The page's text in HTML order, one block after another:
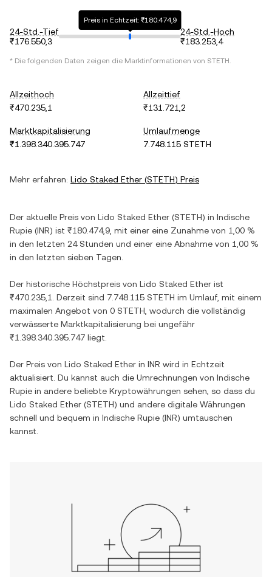
24-Std.-Tief
₹176.550,3
Preis in Echtzeit: ₹180.474,9
24-Std.-Hoch
₹183.253,4
* Die folgenden Daten zeigen die Marktinformationen von STETH.
Allzeithoch
₹470.235,1
Allzeittief
₹131.721,2
Marktkapitalisierung
₹1.398.340.395.747
Umlaufmenge
7.748.115 STETH
Mehr erfahren: Lido Staked Ether (STETH) Preis
Der aktuelle Preis von Lido Staked Ether (STETH) in Indische
Rupie (INR) ist ₹180.474,9 , mit einer eine Zunahme von 1,00 %
in den letzten 24 Stunden und einer eine Abnahme von 1,00 %
in den letzten sieben Tagen.
Der historische Höchstpreis von Lido Staked Ether ist
₹470.235,1
. Derzeit sind 7.748.115 STETH im Umlauf, mit einem
maximalen Angebot von 0 STETH , wodurch die vollständig
verwässerte Marktkapitalisierung bei ungefähr
₹1.398.340.395.747 liegt.
Der Preis von Lido Staked Ether in INR wird in Echtzeit
aktualisiert. Du kannst auch die Umrechnungen von Indische
Rupie in andere beliebte Kryptowährungen sehen, so dass du
Lido Staked Ether (STETH) und andere digitale Währungen
schnell und bequem in Indische Rupie (INR) umtauschen
kannst.